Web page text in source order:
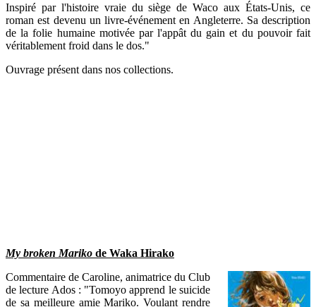
Inspiré par l'histoire vraie du siège de Waco aux États-Unis, ce
roman est devenu un livre-événement en Angleterre. Sa description
de la folie humaine motivée par l'appât du gain et du pouvoir fait
véritablement froid dans le dos."
Ouvrage présent dans nos collections.
My broken Mariko de Waka Hirako
Commentaire de Caroline, animatrice du Club
de lecture Ados : "Tomoyo apprend le suicide
de sa meilleure amie Mariko. Voulant rendre